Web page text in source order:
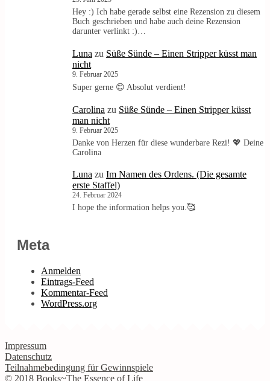
Hey :) Ich habe gerade selbst eine Rezension zu diesem
Buch geschrieben und habe auch deine Rezension
darunter verlinkt :)…
Luna zu Süße Sünde – Einen Stripper küsst man
nicht
9. Februar 2025
Super gerne 😊 Absolut verdient!
Carolina zu Süße Sünde – Einen Stripper küsst
man nicht
9. Februar 2025
Danke von Herzen für diese wunderbare Rezi! 💖 Deine
Carolina
Luna zu Im Namen des Ordens. (Die gesamte
erste Staffel)
24. Februar 2024
I hope the information helps you.🥰
Meta
Anmelden
Eintrags-Feed
Kommentar-Feed
WordPress.org
Impressum
Datenschutz
Teilnahmebedingung für Gewinnspiele
© 2018 Books~The Essence of Life